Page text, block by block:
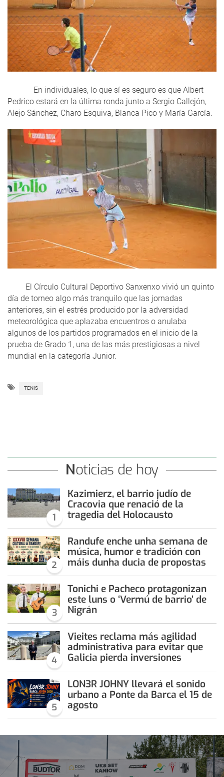
En individuales, lo que sí es seguro es que Albert
Pedrico estará en la última ronda junto a Sergio Callejón,
Alejo Sánchez, Charo Esquiva, Blanca Pico y María García.
El Círculo Cultural Deportivo Sanxenxo vivió un quinto
día de torneo algo más tranquilo que las jornadas
anteriores, sin el estrés producido por la adversidad
meteorológica que aplazaba encuentros o anulaba
algunos de los partidos programados en el inicio de la
prueba de Grado 1, una de las más prestigiosas a nivel
mundial en la categoría Junior.
TENIS
Noticias de hoy
1
Kazimierz, el barrio judío de
Cracovia que renació de la
tragedia del Holocausto
2
Randufe enche unha semana de
música, humor e tradición con
máis dunha ducia de propostas
3
Tonichi e Pacheco protagonizan
este luns o ‘Vermú de barrio’ de
Nigrán
4
Vieites reclama más agilidad
administrativa para evitar que
Galicia pierda inversiones
5
LON3R JOHNY llevará el sonido
urbano a Ponte da Barca el 15 de
agosto